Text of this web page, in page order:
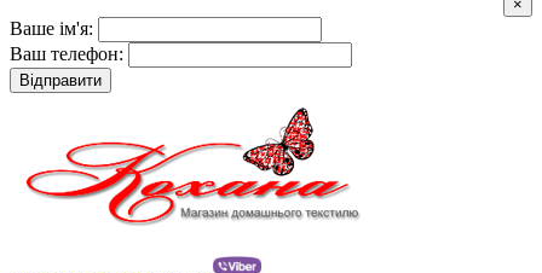
×
Ваше ім'я:
Ваш телефон:
Відправити